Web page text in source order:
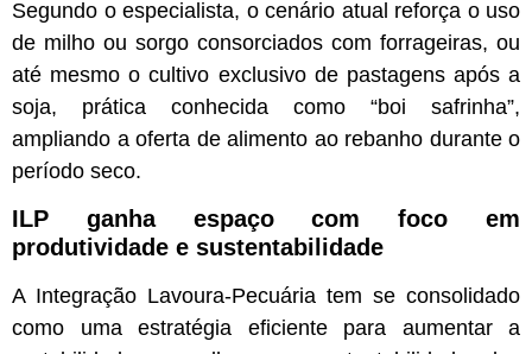
Segundo o especialista, o cenário atual reforça o uso
de milho ou sorgo consorciados com forrageiras, ou
até mesmo o cultivo exclusivo de pastagens após a
soja, prática conhecida como “boi safrinha”,
ampliando a oferta de alimento ao rebanho durante o
período seco.
ILP ganha espaço com foco em
produtividade e sustentabilidade
A Integração Lavoura-Pecuária tem se consolidado
como uma estratégia eficiente para aumentar a